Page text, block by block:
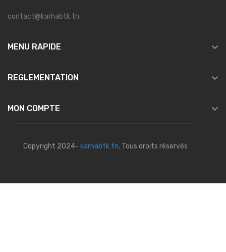
contact@karhabtk.tn
MENU RAPIDE 
REGLEMENTATION 
MON COMPTE 
Copyright 2024- karhabtk.tn. Tous droits réservés